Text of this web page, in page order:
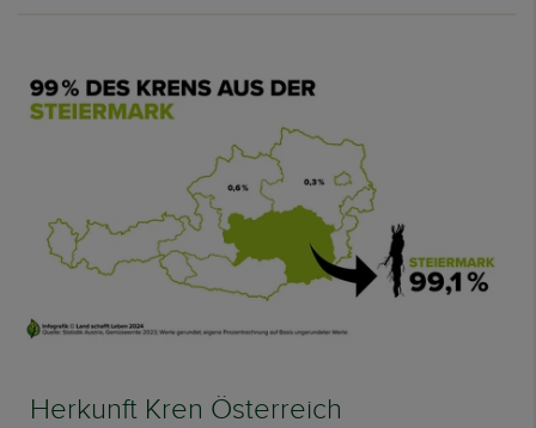
Herkunft Kren Österreich